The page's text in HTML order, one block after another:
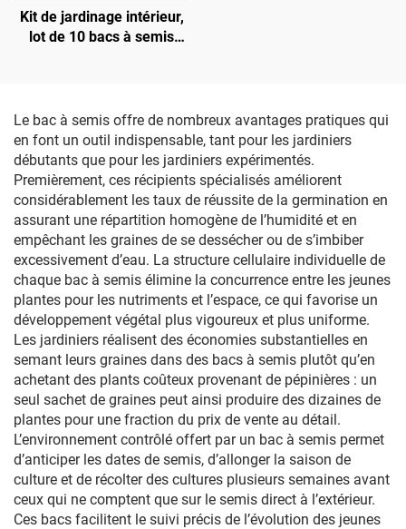
Kit de jardinage intérieur,
lot de 10 bacs à semis
chauffants, plantes en
semis, serre, couvercles
pour pépinière
Le bac à semis offre de nombreux avantages pratiques qui
en font un outil indispensable, tant pour les jardiniers
débutants que pour les jardiniers expérimentés.
Premièrement, ces récipients spécialisés améliorent
considérablement les taux de réussite de la germination en
assurant une répartition homogène de l’humidité et en
empêchant les graines de se dessécher ou de s’imbiber
excessivement d’eau. La structure cellulaire individuelle de
chaque bac à semis élimine la concurrence entre les jeunes
plantes pour les nutriments et l’espace, ce qui favorise un
développement végétal plus vigoureux et plus uniforme.
Les jardiniers réalisent des économies substantielles en
semant leurs graines dans des bacs à semis plutôt qu’en
achetant des plants coûteux provenant de pépinières : un
seul sachet de graines peut ainsi produire des dizaines de
plantes pour une fraction du prix de vente au détail.
L’environnement contrôlé offert par un bac à semis permet
d’anticiper les dates de semis, d’allonger la saison de
culture et de récolter des cultures plusieurs semaines avant
ceux qui ne comptent que sur le semis direct à l’extérieur.
Ces bacs facilitent le suivi précis de l’évolution des jeunes